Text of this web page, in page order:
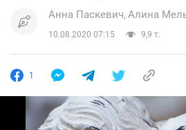
Анна Паскевич Алина
10.08.2020 07:15 9,9 т.
1